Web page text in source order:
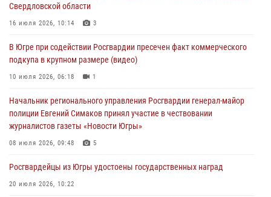
Военнослужащие Росгвардии сбили дрон-разведчик ВСУ на южном
направлении
Офицеры Росгвардии и ветераны войск правопорядка почтили
память генерала армии Ивана Кирилловича Яковлева
В Югре при силовой поддержке ОМОН Росгвардии задержаны
подозреваемые в страховом мошенничестве
06 августа 2026, 09:07
Урайский отдел вневедомственной охраны Росгвардии отмечает
60-летний юбилей
Свердловской области
16 июля 2026, 10:14 3
В Югре при содействии Росгвардии пресечен факт коммерческого
подкупа в крупном размере (видео)
10 июля 2026, 06:18 1
Начальник регионального управления Росгвардии генерал-майор
полиции Евгений Симаков принял участие в чествовании
журналистов газеты «Новости Югры»
08 июля 2026, 09:48 5
Росгвардейцы из Югры удостоены государственных наград
20 июля 2026, 10:22